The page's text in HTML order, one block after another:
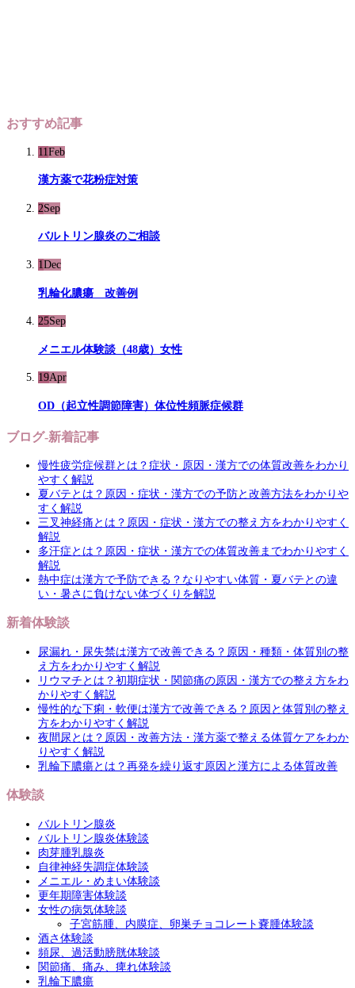
おすすめ記事
11Feb
漢方薬で花粉症対策
2Sep
バルトリン腺炎のご相談
1Dec
乳輪化膿瘍 改善例
25Sep
メニエル体験談（48歳）女性
19Apr
OD（起立性調節障害）体位性頻脈症候群
ブログ-新着記事
慢性疲労症候群とは？症状・原因・漢方での体質改善をわかり
やすく解説
夏バテとは？原因・症状・漢方での予防と改善方法をわかりや
すく解説
三叉神経痛とは？原因・症状・漢方での整え方をわかりやすく
解説
多汗症とは？原因・症状・漢方での体質改善までわかりやすく
解説
熱中症は漢方で予防できる？なりやすい体質・夏バテとの違
い・暑さに負けない体づくりを解説
新着体験談
尿漏れ・尿失禁は漢方で改善できる？原因・種類・体質別の整
え方をわかりやすく解説
リウマチとは？初期症状・関節痛の原因・漢方での整え方をわ
かりやすく解説
慢性的な下痢・軟便は漢方で改善できる？原因と体質別の整え
方をわかりやすく解説
夜間尿とは？原因・改善方法・漢方薬で整える体質ケアをわか
りやすく解説
乳輪下膿瘍とは？再発を繰り返す原因と漢方による体質改善
体験談
バルトリン腺炎
バルトリン腺炎体験談
肉芽腫乳腺炎
自律神経失調症体験談
メニエル・めまい体験談
更年期障害体験談
女性の病気体験談
子宮筋腫、内膜症、卵巣チョコレート嚢腫体験談
酒さ体験談
頻尿、過活動膀胱体験談
関節痛、痛み、痺れ体験談
乳輪下膿瘍